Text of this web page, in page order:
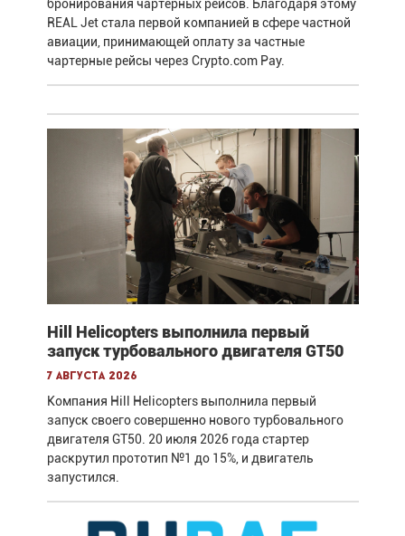
бронирования чартерных рейсов. Благодаря этому
REAL Jet стала первой компанией в сфере частной
авиации, принимающей оплату за частные
чартерные рейсы через Crypto.com Pay.
Hill Helicopters выполнила первый
запуск турбовального двигателя GT50
7 августа 2026
Компания Hill Helicopters выполнила первый
запуск своего совершенно нового турбовального
двигателя GT50. 20 июля 2026 года стартер
раскрутил прототип №1 до 15%, и двигатель
запустился.